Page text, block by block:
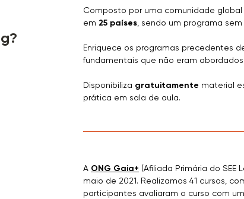
Composto por uma comunidade
em 25 países , sendo um programa
Enriquece os programas precedentes
fundamentais que não eram abordados.
Disponibiliza gratuitamente material
prática em sala de aula.
A ONG Gaia+ (Afiliada Primária do SEE
maio de 2021. Realizamos 41 cursos,
participantes avaliaram o curso com